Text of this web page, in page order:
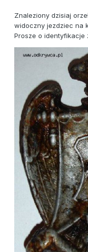
Znaleziony dzisiaj
widoczny jezdziec na
Prosze o identyfikacje